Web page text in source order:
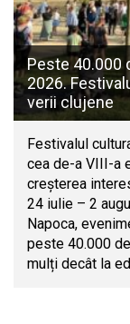
Peste 40.000
2026.
verii clujene
Festivalul
cea de-a VIII-a
creșterea
24 iulie – 2
Napoca,
peste 40.000
mulți decât la